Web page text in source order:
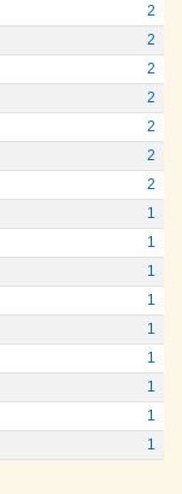
2
2
2
2
2
2
2
1
1
1
1
1
1
1
1
1